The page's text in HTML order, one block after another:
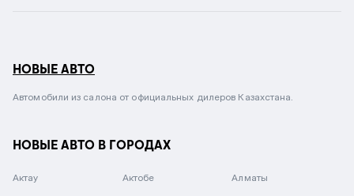
НОВЫЕ АВТО
Автомобили из салона от официальных дилеров Казахстана.
НОВЫЕ АВТО В ГОРОДАХ
Актау Актобе Алматы